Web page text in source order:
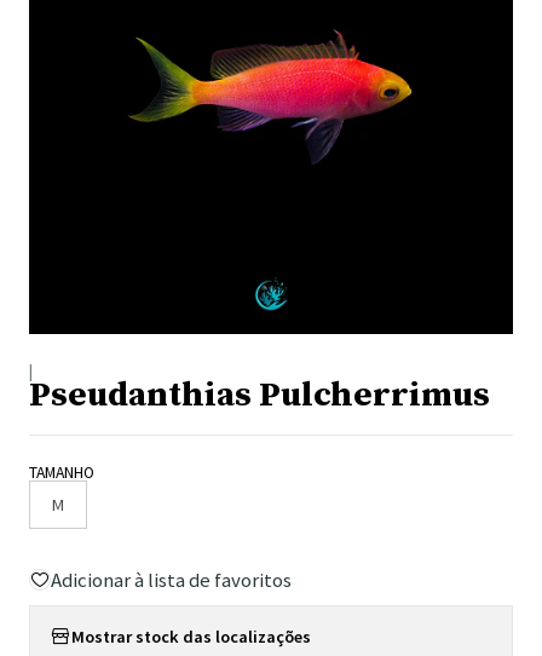
|
Pseudanthias Pulcherrimus
TAMANHO
M
Adicionar à lista de favoritos
Mostrar stock das localizações